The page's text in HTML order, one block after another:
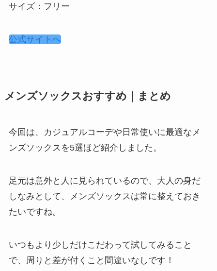
サイズ：フリー
公式サイトへ
メンズソックスおすすめ｜まとめ
今回は、カジュアルコーデや日常使いに最適なメ
ンズソックスを5選ほど紹介しました。
足元は意外と人に見られているので、大人の身だ
しなみとして、メンズソックスは常に整えておき
たいですね。
いつもより少しだけこだわって試してみること
で、周りと差が付くこと間違いなしです！